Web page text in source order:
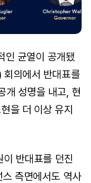
인 균열이 공개됐
의에서 반대표를
개 성명을 내고, 현
을 더 이상 유지
반대표를 던진
측면에서도 역사